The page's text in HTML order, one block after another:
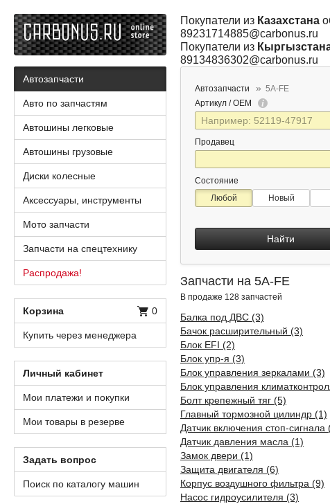
Покупатели из Казахстана
89231714885@carbonus.ru
Покупатели из
89134836302@carbonus.ru
Автозапчасти
5A-FE
Артикул / OEM
Продавец
Состояние
Любой
Новый
Найти
Запчасти на 5A-FE
В продаже 128 запчастей
Балка под ДВС (3)
Бачок расширительный (3)
Блок EFI (2)
Блок упр-я (3)
Блок управления зеркалами (3)
Блок управления
Болт крепежный тяг (5)
Главный тормозной цилиндр (1)
Датчик включения стоп-сигнала
Датчик давления масла (1)
Замок двери (1)
Защита двигателя (6)
Корпус воздушного фильтра (9)
Насос гидроусилителя (3)
Автозапчасти
Авто по запчастям
Автошины легковые
Автошины грузовые
Диски колесные
Аксессуары, инструменты
Мото запчасти
Запчасти на спецтехнику
Распродажа!
Корзина 0
Купить через менеджера
Личный кабинет
Мои платежи и покупки
Мои товары в резерве
Задать вопрос
Поиск по каталогу машин